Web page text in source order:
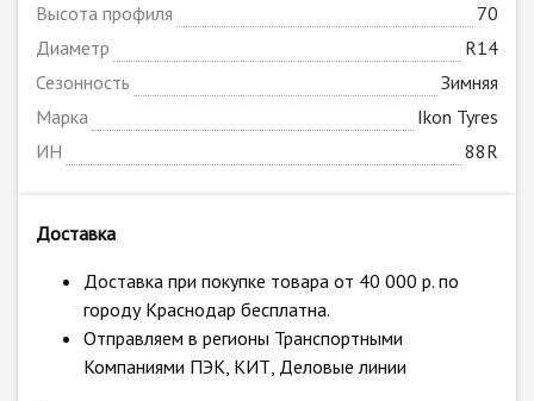
Высота профиля
70
Диаметр
R14
Сезонность
Зимняя
Марка
Ikon Tyres
ИН
88R
Доставка
Доставка при покупке товара от 40 000 р. по
городу Краснодар бесплатна.
Отправляем в регионы Транспортными
Компаниями ПЭК, КИТ, Деловые линии